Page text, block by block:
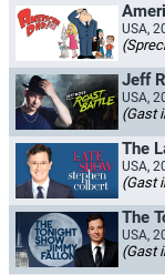
USA,
USA,
(Gast
The
USA,
(Gast
The
USA,
(Gast